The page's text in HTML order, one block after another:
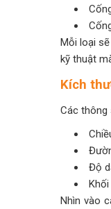
Mỗi loại
kỹ thuật
Kích
Các thông
Độ
Nhìn vào